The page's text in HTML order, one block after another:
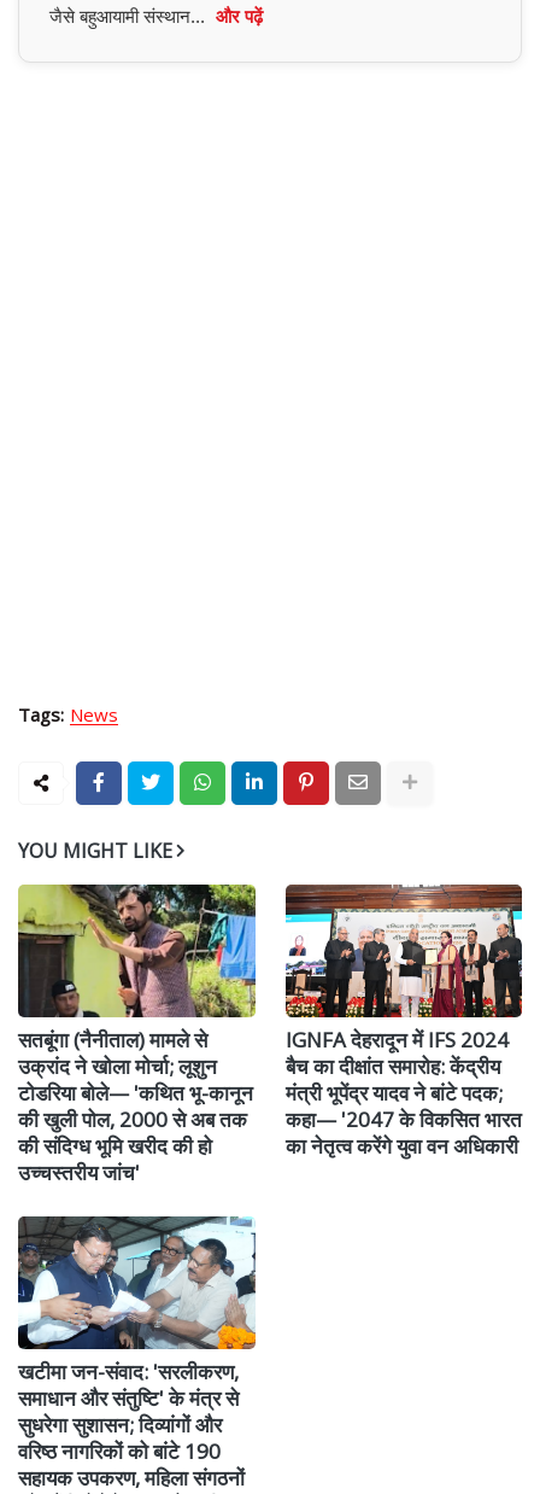
जैसे बहुआयामी संस्थान... और पढ़ें
Tags: News
YOU MIGHT LIKE
सतबूंगा (नैनीताल) मामले से
उक्रांद ने खोला मोर्चा; लूशुन
टोडरिया बोले— 'कथित भू-कानून
की खुली पोल, 2000 से अब तक
की संदिग्ध भूमि खरीद की हो
उच्चस्तरीय जांच'
IGNFA देहरादून में IFS 2024
बैच का दीक्षांत समारोह: केंद्रीय
मंत्री भूपेंद्र यादव ने बांटे पदक;
कहा— '2047 के विकसित भारत
का नेतृत्व करेंगे युवा वन अधिकारी
खटीमा जन-संवाद: 'सरलीकरण,
समाधान और संतुष्टि' के मंत्र से
सुधरेगा सुशासन; दिव्यांगों और
वरिष्ठ नागरिकों को बांटे 190
सहायक उपकरण, महिला संगठनों